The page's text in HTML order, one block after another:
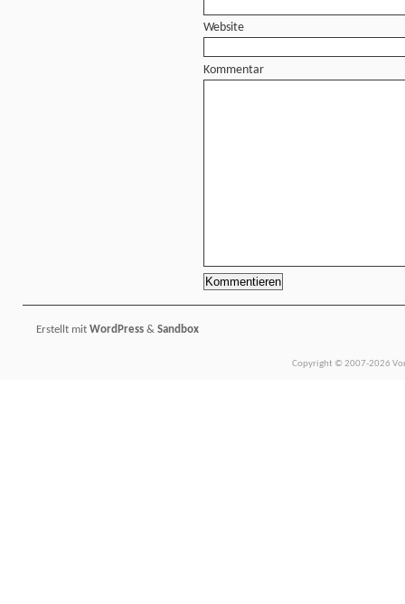
Website
Kommentar
Erstellt mit WordPress & Sandbox
Copyright © 2007-2026